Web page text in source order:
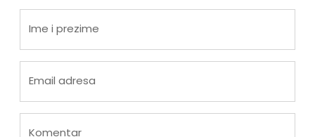
Ime i prezime
Email adresa
Komentar